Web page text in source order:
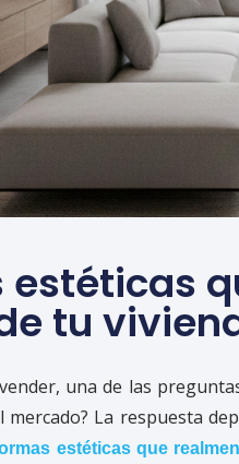
estéticas
tu
una de las
mercado? La respuesta
estéticas que